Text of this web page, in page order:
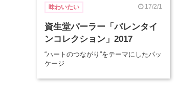
味わいたい 17/2/1
資生堂パーラー「バレンタイ
ンコレクション」2017
“ハートのつながり”をテーマにしたパッ
ケージ